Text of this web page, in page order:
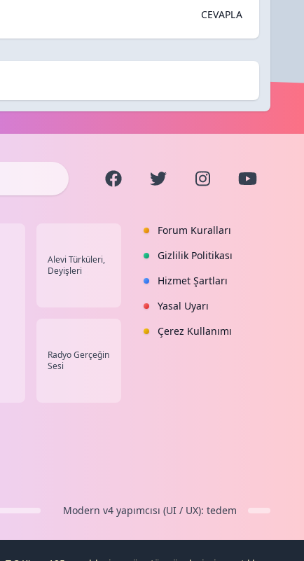
CEVAPLA
Alevi Türküleri,
Deyişleri
Radyo Gerçeğin
Sesi
Forum Kuralları
Gizlilik Politikası
Hizmet Şartları
Yasal Uyarı
Çerez Kullanımı
Modern v4yapımcısı (UI / UX): tedem